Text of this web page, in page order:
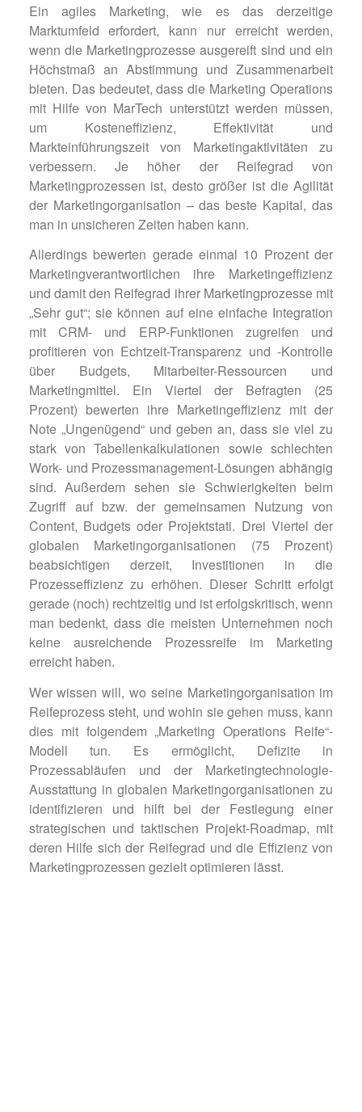
Ein agiles Marketing, wie es das derzeitige
Marktumfeld erfordert, kann nur erreicht werden,
wenn die Marketingprozesse ausgereift sind und ein
Höchstmaß an Abstimmung und Zusammenarbeit
bieten. Das bedeutet, dass die Marketing Operations
mit Hilfe von MarTech unterstützt werden müssen,
um Kosteneffizienz, Effektivität und
Markteinführungszeit von Marketingaktivitäten zu
verbessern. Je höher der Reifegrad von
Marketingprozessen ist, desto größer ist die Agilität
der Marketingorganisation – das beste Kapital, das
man in unsicheren Zeiten haben kann.
Allerdings bewerten gerade einmal 10 Prozent der
Marketingverantwortlichen ihre Marketingeffizienz
und damit den Reifegrad ihrer Marketingprozesse mit
„Sehr gut“; sie können auf eine einfache Integration
mit CRM- und ERP-Funktionen zugreifen und
profitieren von Echtzeit-Transparenz und -Kontrolle
über Budgets, Mitarbeiter-Ressourcen und
Marketingmittel. Ein Viertel der Befragten (25
Prozent) bewerten ihre Marketingeffizienz mit der
Note „Ungenügend“ und geben an, dass sie viel zu
stark von Tabellenkalkulationen sowie schlechten
Work- und Prozessmanagement-Lösungen abhängig
sind. Außerdem sehen sie Schwierigkeiten beim
Zugriff auf bzw. der gemeinsamen Nutzung von
Content, Budgets oder Projektstati. Drei Viertel der
globalen Marketingorganisationen (75 Prozent)
beabsichtigen derzeit, Investitionen in die
Prozesseffizienz zu erhöhen. Dieser Schritt erfolgt
gerade (noch) rechtzeitig und ist erfolgskritisch, wenn
man bedenkt, dass die meisten Unternehmen noch
keine ausreichende Prozessreife im Marketing
erreicht haben.
Wer wissen will, wo seine Marketingorganisation im
Reifeprozess steht, und wohin sie gehen muss, kann
dies mit folgendem „Marketing Operations Reife“-
Modell tun. Es ermöglicht, Defizite in
Prozessabläufen und der Marketingtechnologie-
Ausstattung in globalen Marketingorganisationen zu
identifizieren und hilft bei der Festlegung einer
strategischen und taktischen Projekt-Roadmap, mit
deren Hilfe sich der Reifegrad und die Effizienz von
Marketingprozessen gezielt optimieren lässt.